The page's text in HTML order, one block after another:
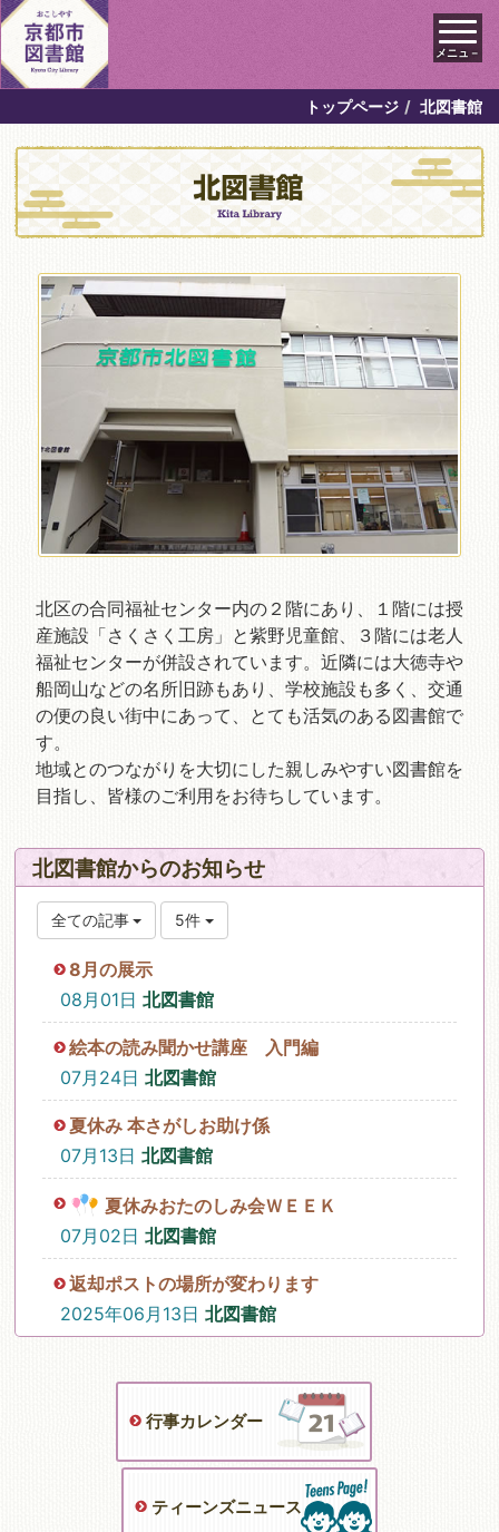
メニュ－
トップページ 北図書館
北区の合同福祉センター内の２階にあり、１階には授
産施設「さくさく工房」と紫野児童館、３階には老人
福祉センターが併設されています。近隣には大徳寺や
船岡山などの名所旧跡もあり、学校施設も多く、交通
の便の良い街中にあって、とても活気のある図書館で
す。
地域とのつながりを大切にした親しみやすい図書館を
目指し、皆様のご利用をお待ちしています。
北図書館からのお知らせ
全ての記事 5件
8月の展示
08月01日 北図書館
絵本の読み聞かせ講座 入門編
07月24日 北図書館
夏休み 本さがしお助け係
07月13日 北図書館
夏休みおたのしみ会ＷＥＥＫ
07月02日 北図書館
返却ポストの場所が変わります
2025年06月13日 北図書館
行事カレンダー
ティーンズニュース